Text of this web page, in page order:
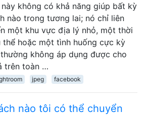
này không có khả năng giúp bất kỳ
nào trong tương lai; nó chỉ liên
một khu vực địa lý nhỏ, một thời
thể hoặc một tình huống cực kỳ
không áp dụng được cho
trên toàn …
jpeg facebook
nào tôi có thể chuyển